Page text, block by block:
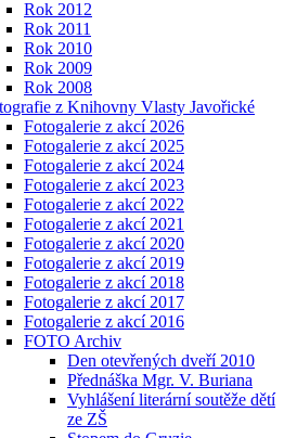
Rok 2012
Rok 2011
Rok 2010
Rok 2009
Rok 2008
z Knihovny Vlasty Javořické
Fotogalerie z akcí 2026
Fotogalerie z akcí 2025
Fotogalerie z akcí 2024
Fotogalerie z akcí 2023
Fotogalerie z akcí 2022
Fotogalerie z akcí 2021
Fotogalerie z akcí 2020
Fotogalerie z akcí 2019
Fotogalerie z akcí 2018
Fotogalerie z akcí 2017
Fotogalerie z akcí 2016
FOTO Archiv
Den otevřených dveří 2010
Přednáška Mgr. V. Buriana
Vyhlášení literární soutěže dětí
ze ZŠ